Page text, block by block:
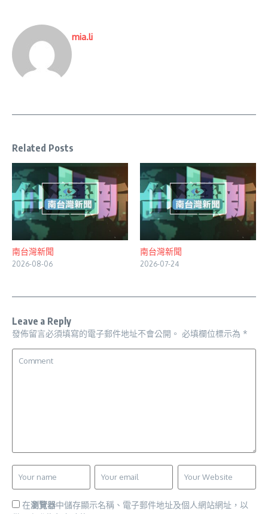
mia.li
Related Posts
南台灣新聞
2026-08-06
南台灣新聞
2026-07-24
Leave a Reply
發佈留言必須填寫的電子郵件地址不會公開。 必填欄位標示為 *
在瀏覽器中儲存顯示名稱、電子郵件地址及個人網站網址，以